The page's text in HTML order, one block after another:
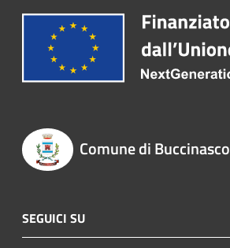
Comune di Buccinasco
SEGUICI SU